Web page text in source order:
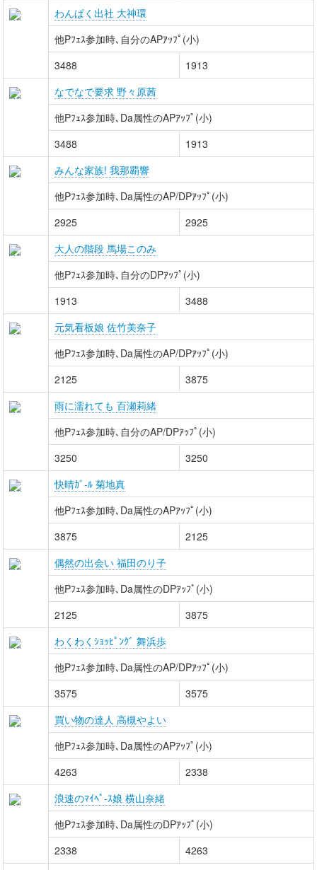
わんぱく出社 大神環
他Pﾌｪｽ参加時､自分のAPｱｯﾌﾟ(小)
3488
1913
なでなで要求 野々原茜
他Pﾌｪｽ参加時､Da属性のAPｱｯﾌﾟ(小)
3488
1913
みんな家族! 我那覇響
他Pﾌｪｽ参加時､Da属性のAP/DPｱｯﾌﾟ(小)
2925
2925
大人の階段 馬場このみ
他Pﾌｪｽ参加時､自分のDPｱｯﾌﾟ(小)
1913
3488
元気看板娘 佐竹美奈子
他Pﾌｪｽ参加時､Da属性のAP/DPｱｯﾌﾟ(小)
2125
3875
雨に濡れても 百瀬莉緒
他Pﾌｪｽ参加時､自分のAP/DPｱｯﾌﾟ(小)
3250
3250
快晴ｶﾞ-ﾙ 菊地真
他Pﾌｪｽ参加時､Da属性のAPｱｯﾌﾟ(小)
3875
2125
偶然の出会い 福田のり子
他Pﾌｪｽ参加時､Da属性のDPｱｯﾌﾟ(小)
2125
3875
わくわくｼｮｯﾋﾟﾝｸﾞ 舞浜歩
他Pﾌｪｽ参加時､Da属性のAP/DPｱｯﾌﾟ(小)
3575
3575
買い物の達人 高槻やよい
他Pﾌｪｽ参加時､Da属性のAPｱｯﾌﾟ(小)
4263
2338
浪速のﾏｲﾍﾟ-ｽ娘 横山奈緒
他Pﾌｪｽ参加時､Da属性のDPｱｯﾌﾟ(小)
2338
4263